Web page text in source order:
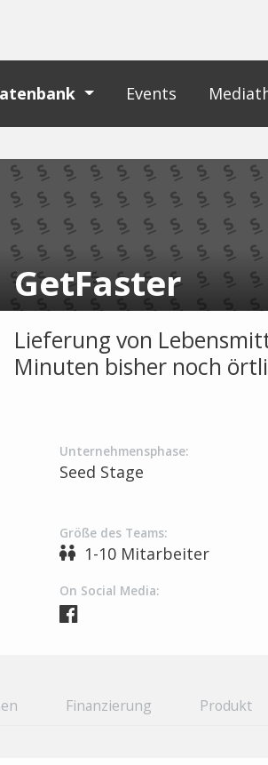
Events
GetFaster
Lieferung von
Minuten bisher noch
Unternehmensphase:
Seed Stage
Größe des Teams:
1-10 Mitarbeiter
On Social Media:
Finanzierung Produkt